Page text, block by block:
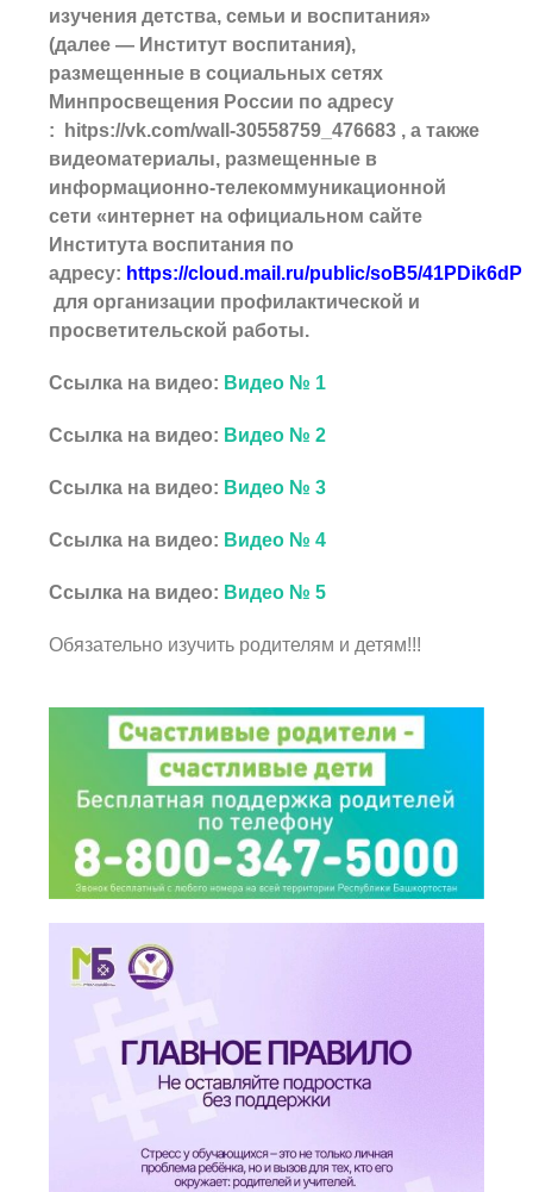
изучения детства, семьи и воспитания»
(далее — Институт воспитания),
размещенные в социальных сетях
Минпросвещения России по адресу
: hitps://vk.com/wall-30558759_476683 , а также
видеоматериалы, размещенные в
информационно-телекоммуникационной
сети «интернет на официальном сайте
Института воспитания по
адресу: https://cloud.mail.ru/public/soB5/41PDik6dP
дляорганизации профилактической и
просветительской работы.
Ссылка на видео: Видео № 1
Ссылка на видео: Видео № 2
Ссылка на видео: Видео № 3
Ссылка на видео: Видео № 4
Ссылка на видео: Видео № 5
Обязательно изучить родителям и детям!!!